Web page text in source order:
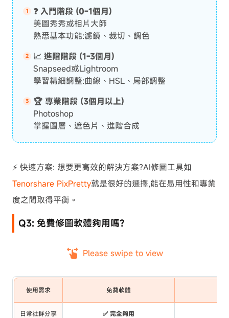
❓ 入門階段 (0-1個月)
美圖秀秀或相片大師
熟悉基本功能:濾鏡、裁切、調色
📈 進階階段 (1-3個月)
Snapseed或Lightroom
學習精細調整:曲線、HSL、局部調整
🏆 專業階段 (3個月以上)
Photoshop
掌握圖層、遮色片、進階合成
⚡ 快速方案: 想要更高效的解決方案?AI修圖工具如
Tenorshare PixPretty就是很好的選擇,能在易用性和專業
度之間取得平衡。
Q3: 免費修圖軟體夠用嗎?
Please swipe to view
使用需求 免費軟體
日常社群分享 ✅ 完全夠用